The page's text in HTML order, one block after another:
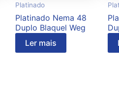
Platinado
Platinado Nema 48
Duplo Blaquel Weg
Ler mais